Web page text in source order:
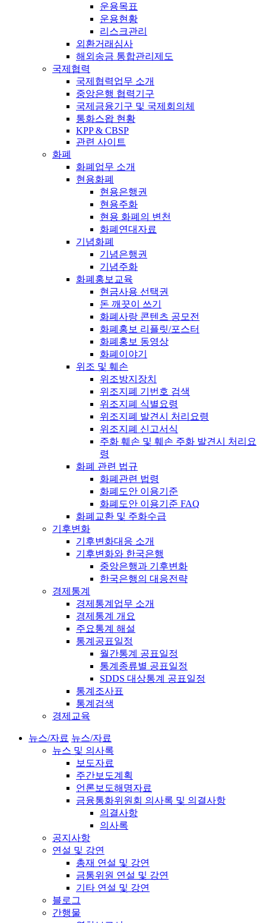
운용목표
운용현황
리스크관리
외환거래심사
해외송금 통합관리제도
국제협력
국제협력업무 소개
중앙은행 협력기구
국제금융기구 및 국제회의체
통화스왑 현황
KPP & CBSP
관련 사이트
화폐
화폐업무 소개
현용화폐
현용은행권
현용주화
현용 화폐의 변천
화폐연대자료
기념화폐
기념은행권
기념주화
화폐홍보교육
현금사용 선택권
돈 깨끗이 쓰기
화폐사랑 콘텐츠 공모전
화폐홍보 리플릿/포스터
화폐홍보 동영상
화폐이야기
위조 및 훼손
위조방지장치
위조지폐 기번호 검색
위조지폐 식별요령
위조지폐 발견시 처리요령
위조지폐 신고서식
주화 훼손 및 훼손 주화 발견시 처리요
령
화폐 관련 법규
화폐관련 법령
화폐도안 이용기준
화폐도안 이용기준 FAQ
화폐교환 및 주화수급
기후변화
기후변화대응 소개
기후변화와 한국은행
중앙은행과 기후변화
한국은행의 대응전략
경제통계
경제통계업무 소개
경제통계 개요
주요통계 해설
통계공표일정
월간통계 공표일정
통계종류별 공표일정
SDDS 대상통계 공표일정
통계조사표
통계검색
경제교육
뉴스/자료 뉴스/자료
뉴스 및 의사록
보도자료
주간보도계획
언론보도해명자료
금융통화위원회 의사록 및 의결사항
의결사항
의사록
공지사항
연설 및 강연
총재 연설 및 강연
금통위원 연설 및 강연
기타 연설 및 강연
블로그
간행물